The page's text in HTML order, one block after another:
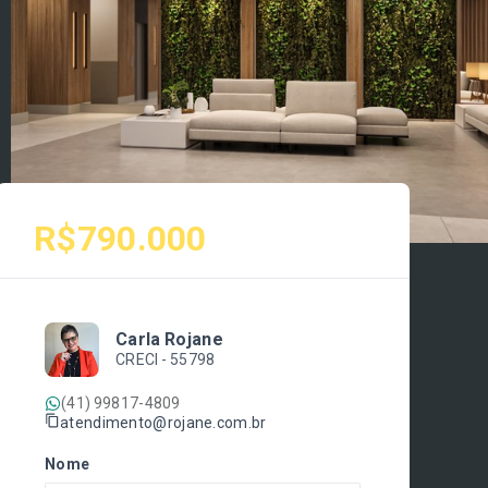
R$790.000
Carla Rojane
CRECI - 55798
(41) 99817-4809
atendimento@rojane.com.br
Nome